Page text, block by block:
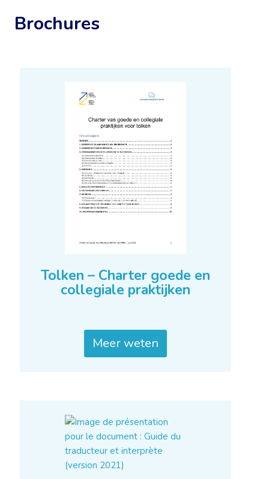
Brochures
Tolken – Charter goede en
collegiale praktijken
Meer weten